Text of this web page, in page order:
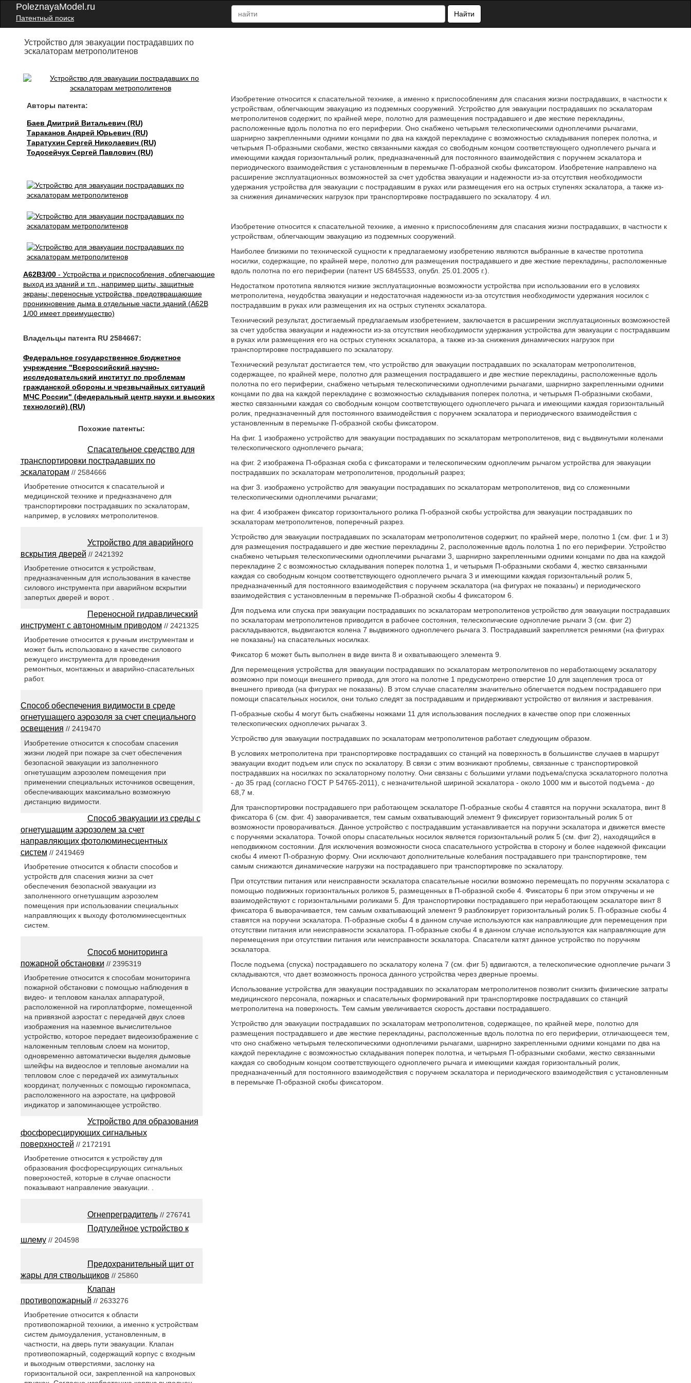
PoleznayaModel.ru
Патентный поиск
Найти
Устройство для эвакуации пострадавших по
эскалаторам метрополитенов
Авторы патента:
Баев Дмитрий Витальевич (RU)
Тараканов Андрей Юрьевич (RU)
Таратухин Сергей Николаевич (RU)
Тодосейчук Сергей Павлович (RU)
A62B3/00- Устройства и приспособления, облегчающие
выход из зданий и т.п., например щиты, защитные
экраны; переносные устройства, предотвращающие
проникновение дыма в отдельные части зданий (A62B
1/00 имеет преимущество)
Владельцы патента RU 2584667:
Федеральное государственное бюджетное
учреждение "Всероссийский научно-
исследовательский институт по проблемам
гражданской обороны и чрезвычайных ситуаций
МЧС России" (федеральный центр науки и высоких
технологий) (RU)
Изобретение относится к спасательной технике, а именно к приспособлениям для спасания жизни пострадавших, в частности к
устройствам, облегчающим эвакуацию из подземных сооружений. Устройство для эвакуации пострадавших по эскалаторам
метрополитенов содержит, по крайней мере, полотно для размещения пострадавшего и две жесткие перекладины,
расположенные вдоль полотна по его периферии. Оно снабжено четырьмя телескопическими одноплечими рычагами,
шарнирно закрепленными одними концами по два на каждой перекладине с возможностью складывания поперек полотна, и
четырьмя П-образными скобами, жестко связанными каждая со свободным концом соответствующего одноплечего рычага и
имеющими каждая горизонтальный ролик, предназначенный для постоянного взаимодействия с поручнем эскалатора и
периодического взаимодействия с установленным в перемычке П-образной скобы фиксатором. Изобретение направлено на
расширение эксплуатационных возможностей за счет удобства эвакуации и надежности из-за отсутствия необходимости
удержания устройства для эвакуации с пострадавшим в руках или размещения его на острых ступенях эскалатора, а также из-
за снижения динамических нагрузок при транспортировке пострадавшего по эскалатору. 4 ил.
Изобретение относится к спасательной технике, а именно к приспособлениям для спасания жизни пострадавших, в частности к
устройствам, облегчающим эвакуацию из подземных сооружений.
Наиболее близкими по технической сущности к предлагаемому изобретению являются выбранные в качестве прототипа
носилки, содержащие, по крайней мере, полотно для размещения пострадавшего и две жесткие перекладины, расположенные
вдоль полотна по его периферии (патент US 6845533, опубл. 25.01.2005 г.).
Недостатком прототипа являются низкие эксплуатационные возможности устройства при использовании его в условиях
метрополитена, неудобства эвакуации и недостаточная надежности из-за отсутствия необходимости удержания носилок с
пострадавшим в руках или размещения их на острых ступенях эскалатора.
Технический результат, достигаемый предлагаемым изобретением, заключается в расширении эксплуатационных возможностей
за счет удобства эвакуации и надежности из-за отсутствия необходимости удержания устройства для эвакуации с пострадавшим
в руках или размещения его на острых ступенях эскалатора, а также из-за снижения динамических нагрузок при
транспортировке пострадавшего по эскалатору.
Технический результат достигается тем, что устройство для эвакуации пострадавших по эскалаторам метрополитенов,
содержащее, по крайней мере, полотно для размещения пострадавшего и две жесткие перекладины, расположенные вдоль
полотна по его периферии, снабжено четырьмя телескопическими одноплечими рычагами, шарнирно закрепленными одними
концами по два на каждой перекладине с возможностью складывания поперек полотна, и четырьмя П-образными скобами,
жестко связанными каждая со свободным концом соответствующего одноплечего рычага и имеющими каждая горизонтальный
ролик, предназначенный для постоянного взаимодействия с поручнем эскалатора и периодического взаимодействия с
установленным в перемычке П-образной скобы фиксатором.
На фиг. 1 изображено устройство для эвакуации пострадавших по эскалаторам метрополитенов, вид с выдвинутыми коленами
телескопического одноплечего рычага;
на фиг. 2 изображена П-образная скоба с фиксаторами и телескопическим одноплечим рычагом устройства для эвакуации
пострадавших по эскалаторам метрополитенов, продольный разрез;
на фиг 3. изображено устройство для эвакуации пострадавших по эскалаторам метрополитенов, вид со сложенными
телескопическими одноплечими рычагами;
на фиг. 4 изображен фиксатор горизонтального ролика П-образной скобы устройства для эвакуации пострадавших по
эскалаторам метрополитенов, поперечный разрез.
Устройство для эвакуации пострадавших по эскалаторам метрополитенов содержит, по крайней мере, полотно 1 (см. фиг. 1 и 3)
для размещения пострадавшего и две жесткие перекладины 2, расположенные вдоль полотна 1 по его периферии. Устройство
снабжено четырьмя телескопическими одноплечими рычагами 3, шарнирно закрепленными одними концами по два на каждой
перекладине 2 с возможностью складывания поперек полотна 1, и четырьмя П-образными скобами 4, жестко связанными
каждая со свободным концом соответствующего одноплечего рычага 3 и имеющими каждая горизонтальный ролик 5,
предназначенный для постоянного взаимодействия с поручнем эскалатора (на фигурах не показаны) и периодического
взаимодействия с установленным в перемычке П-образной скобы 4 фиксатором 6.
Для подъема или спуска при эвакуации пострадавших по эскалаторам метрополитенов устройство для эвакуации пострадавших
по эскалаторам метрополитенов приводится в рабочее состояния, телескопические одноплечие рычаги 3 (см. фиг 2)
раскладываются, выдвигаются колена 7 выдвижного одноплечего рычага 3. Пострадавший закрепляется ремнями (на фигурах
не показаны) на спасательных носилках.
Фиксатор 6 может быть выполнен в виде винта 8 и охватывающего элемента 9.
Для перемещения устройства для эвакуации пострадавших по эскалаторам метрополитенов по неработающему эскалатору
возможно при помощи внешнего привода, для этого на полотне 1 предусмотрено отверстие 10 для зацепления троса от
внешнего привода (на фигурах не показаны). В этом случае спасателям значительно облегчается подъем пострадавшего при
помощи спасательных носилок, они только следят за пострадавшим и придерживают устройство от виляния и застревания.
П-образные скобы 4 могут быть снабжены ножками 11 для использования последних в качестве опор при сложенных
телескопических одноплечих рычагах 3.
Устройство для эвакуации пострадавших по эскалаторам метрополитенов работает следующим образом.
В условиях метрополитена при транспортировке пострадавших со станций на поверхность в большинстве случаев в маршрут
эвакуации входит подъем или спуск по эскалатору. В связи с этим возникают проблемы, связанные с транспортировкой
пострадавших на носилках по эскалаторному полотну. Они связаны с большими углами подъема/спуска эскалаторного полотна
- до 35 град (согласно ГОСТ Р 54765-2011), с незначительной шириной эскалатора - около 1000 мм и высотой подъема - до
68,7 м.
Для транспортировки пострадавшего при работающем эскалаторе П-образные скобы 4 ставятся на поручни эскалатора, винт 8
фиксатора 6 (см. фиг. 4) заворачивается, тем самым охватывающий элемент 9 фиксирует горизонтальный ролик 5 от
возможности проворачиваться. Данное устройство с пострадавшим устанавливается на поручни эскалатора и движется вместе
с поручнями эскалатора. Точкой опоры спасательных носилок является горизонтальный ролик 5 (см. фиг 2), находящийся в
неподвижном состоянии. Для исключения возможности сноса спасательного устройства в сторону и более надежной фиксации
скобы 4 имеют П-образную форму. Они исключают дополнительные колебания пострадавшего при транспортировке, тем
самым снижаются динамические нагрузки на пострадавшего при транспортировке по эскалатору.
При отсутствии питания или неисправности эскалатора спасательные носилки возможно перемещать по поручням эскалатора с
помощью подвижных горизонтальных роликов 5, размещенных в П-образной скобе 4. Фиксаторы 6 при этом откручены и не
взаимодействуют с горизонтальными роликами 5. Для транспортировки пострадавшего при неработающем эскалаторе винт 8
фиксатора 6 выворачивается, тем самым охватывающий элемент 9 разблокирует горизонтальный ролик 5. П-образные скобы 4
ставятся на поручни эскалатора. П-образные скобы 4 в данном случае используются как направляющие для перемещения при
отсутствии питания или неисправности эскалатора. П-образные скобы 4 в данном случае используются как направляющие для
перемещения при отсутствии питания или неисправности эскалатора. Спасатели катят данное устройство по поручням
эскалатора.
После подъема (спуска) пострадавшего по эскалатору колена 7 (см. фиг 5) вдвигаются, а телескопические одноплечие рычаги 3
складываются, что дает возможность проноса данного устройства через дверные проемы.
Использование устройства для эвакуации пострадавших по эскалаторам метрополитенов позволит снизить физические затраты
медицинского персонала, пожарных и спасательных формирований при транспортировке пострадавших со станций
метрополитена на поверхность. Тем самым увеличивается скорость доставки пострадавшего.
Устройство для эвакуации пострадавших по эскалаторам метрополитенов, содержащее, по крайней мере, полотно для
размещения пострадавшего и две жесткие перекладины, расположенные вдоль полотна по его периферии, отличающееся тем,
что оно снабжено четырьмя телескопическими одноплечими рычагами, шарнирно закрепленными одними концами по два на
каждой перекладине с возможностью складывания поперек полотна, и четырьмя П-образными скобами, жестко связанными
каждая со свободным концом соответствующего одноплечего рычага и имеющими каждая горизонтальный ролик,
предназначенный для постоянного взаимодействия с поручнем эскалатора и периодического взаимодействия с установленным
в перемычке П-образной скобы фиксатором.
Похожие патенты:
Спасательное средство для
транспортировки пострадавших по
эскалаторам // 2584666
Изобретение относится к спасательной и
медицинской технике и предназначено для
транспортировки пострадавших по эскалаторам,
например, в условиях метрополитенов.
Устройство для аварийного
вскрытия дверей // 2421392
Изобретение относится к устройствам,
предназначенным для использования в качестве
силового инструмента при аварийном вскрытии
запертых дверей и ворот. .
Переносной гидравлический
инструмент с автономным приводом // 2421325
Изобретение относится к ручным инструментам и
может быть использовано в качестве силового
режущего инструмента для проведения
ремонтных, монтажных и аварийно-спасательных
работ.
Способ обеспечения видимости в среде
огнетушащего аэрозоля за счет специального
освещения // 2419470
Изобретение относится к способам спасения
жизни людей при пожаре за счет обеспечения
безопасной эвакуации из заполненного
огнетушащим аэрозолем помещения при
применении специальных источников освещения,
обеспечивающих максимально возможную
дистанцию видимости.
Способ эвакуации из среды с
огнетушащим аэрозолем за счет
направляющих фотолюминесцентных
систем // 2419469
Изобретение относится к области способов и
устройств для спасения жизни за счет
обеспечения безопасной эвакуации из
заполненного огнетушащим аэрозолем
помещения при использовании специальных
направляющих к выходу фотолюминесцентных
систем.
Способ мониторинга
пожарной обстановки // 2395319
Изобретение относится к способам мониторинга
пожарной обстановки с помощью наблюдения в
видео- и тепловом каналах аппаратурой,
расположенной на гироплатформе, помещенной
на привязной аэростат с передачей двух слоев
изображения на наземное вычислительное
устройство, которое передает видеоизображение с
наложенным тепловым слоем на монитор,
одновременно автоматически выделяя дымовые
шлейфы на видеослое и тепловые аномалии на
тепловом слое с передачей их азимутальных
координат, полученных с помощью гирокомпаса,
расположенного на аэростате, на цифровой
индикатор и запоминающее устройство.
Устройство для образования
фосфоресцирующих сигнальных
поверхностей // 2172191
Изобретение относится к устройству для
образования фосфоресцирующих сигнальных
поверхностей, которые в случае опасности
показывают направление эвакуации. .
Огнепреградитель// 276741
Подтулейное устройство к
шлему// 204598
Предохранительный щит от
жары для ствольщиков // 25860
Клапан
противопожарный // 2633276
Изобретение относится к области
противопожарной техники, а именно к устройствам
систем дымоудаления, установленным, в
частности, на дверь пути эвакуации. Клапан
противопожарный, содержащий корпус с входным
и выходным отверстиями, заслонку на
горизонтальной оси, закрепленной на капроновых